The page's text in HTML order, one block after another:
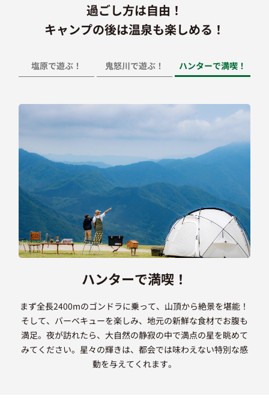
過ごし方は自由！
キャンプの後は温泉も楽しめる！
塩原で遊ぶ！ 鬼怒川で遊ぶ！ ハンターで満喫！
塩原で遊ぶ！
もみじ谷大吊橋で絶景を楽しみながらスタート！橋を渡りな
がら四季折々の渓谷美を堪能します。塩原温泉で足湯に浸か
りつつ、疲れた足を癒して、ハンターマウンテン塩原のキャ
ンプ場で焚火を囲み、星空の下でキャンプを楽しみ一日を締
めくくります。